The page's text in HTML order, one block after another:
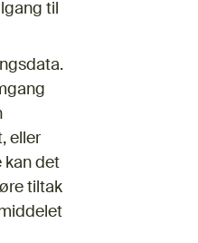
til
eller
kan det
tiltak